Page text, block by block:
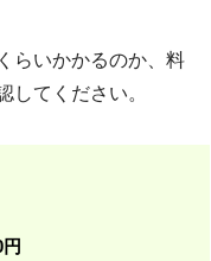
らいかかるのか、料
てください。